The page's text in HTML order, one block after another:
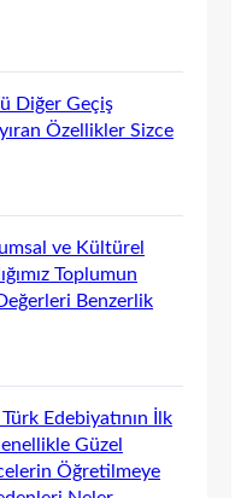
Diğer Geçiş
Özellikler Sizce
ve Kültürel
Toplumun
Benzerlik
Edebiyatının İlk
Güzel
Öğretilmeye